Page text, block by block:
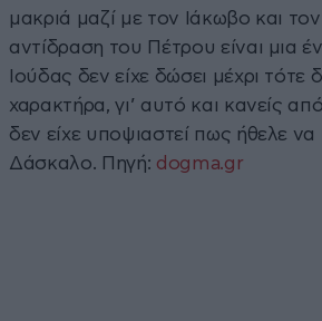
μακριά μαζί με τον Ιάκωβο και
αντίδραση του Πέτρου είναι μια
Ιούδας δεν είχε δώσει μέχρι τότε
χαρακτήρα, γι’ αυτό και κανείς
δεν είχε υποψιαστεί πως ήθελε
Δάσκαλο. Πηγή: dogma.gr